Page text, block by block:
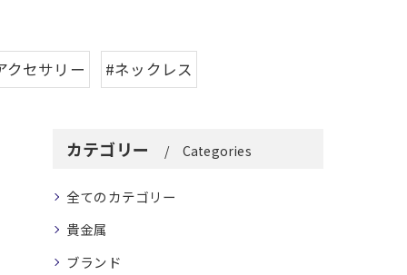
クセサリー #ネックレス
カテゴリー Categories
全てのカテゴリー
貴金属
ブランド